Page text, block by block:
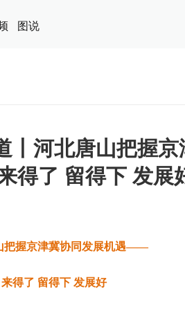
图说
丨河北唐山把握
了 留得下 发展
把握京津冀协同发展机遇——
来得了 留得下 发展好